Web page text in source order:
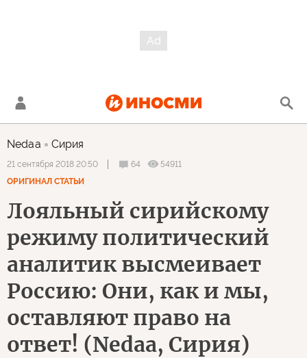
Nedaa Сирия
21 сентября 2018 20:50 64
54911
ОРИГИНАЛ СТАТЬИ
Лояльный сирийскому
режиму политический
аналитик высмеивает
Россию: Они, как и мы,
оставляют право на
ответ! (Nedaa, Сирия)